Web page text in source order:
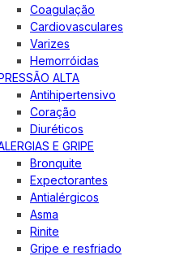
Coagulação
Cardiovasculares
Varizes
Hemorróidas
ALTA
Antihipertensivo
Coração
Diuréticos
E GRIPE
Bronquite
Expectorantes
Antialérgicos
Asma
Rinite
Gripe e resfriado